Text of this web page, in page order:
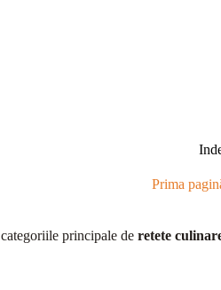
Prima
principale de retete